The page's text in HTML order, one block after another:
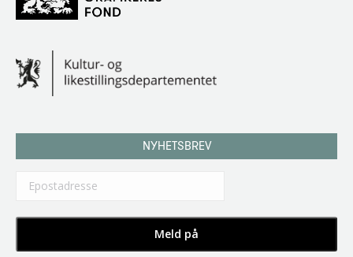
NYHETSBREV